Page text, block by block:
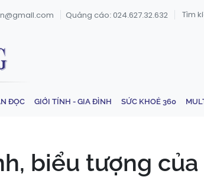
Quảng cáo: 024.627.32.632
ĐỌC GIỚI TÍNH - GIA ĐÌNH SỨC KHOẺ 360
biểu tượng